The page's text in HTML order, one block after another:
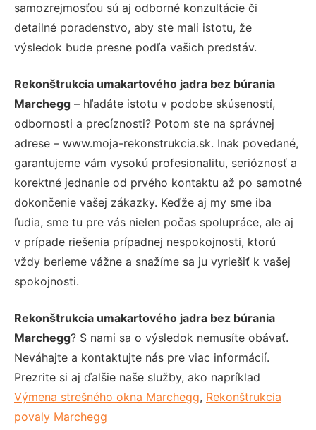
samozrejmosťou sú aj odborné konzultácie či
detailné poradenstvo, aby ste mali istotu, že
výsledok bude presne podľa vašich predstáv.
Rekonštrukcia umakartového jadra bez búrania
Marchegg – hľadáte istotu v podobe skúseností,
odbornosti a precíznosti? Potom ste na správnej
adrese – www.moja-rekonstrukcia.sk. Inak povedané,
garantujeme vám vysokú profesionalitu, serióznosť a
korektné jednanie od prvého kontaktu až po samotné
dokončenie vašej zákazky. Keďže aj my sme iba
ľudia, sme tu pre vás nielen počas spolupráce, ale aj
v prípade riešenia prípadnej nespokojnosti, ktorú
vždy berieme vážne a snažíme sa ju vyriešiť k vašej
spokojnosti.
Rekonštrukcia umakartového jadra bez búrania
Marchegg? S nami sa o výsledok nemusíte obávať.
Neváhajte a kontaktujte nás pre viac informácií.
Prezrite si aj ďalšie naše služby, ako napríklad
Výmena strešného okna Marchegg, Rekonštrukcia
povaly Marchegg